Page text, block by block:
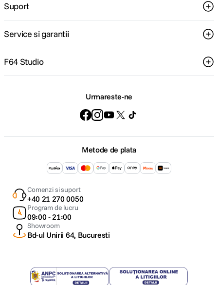
Suport
Service si garantii
F64 Studio
Urmareste-ne
Metode de plata
Comenzi si suport
+40 21 270 0050
Program de lucru
09:00 - 21:00
Showroom
Bd-ul Unirii 64, Bucuresti